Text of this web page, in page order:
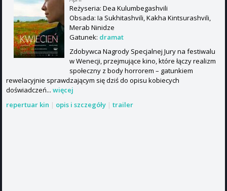
Reżyseria: Dea Kulumbegashvili
Obsada: Ia Sukhitashvili, Kakha Kintsurashvili,
Merab Ninidze
Gatunek: dramat
Zdobywca Nagrody Specjalnej Jury na festiwalu
w Wenecji, przejmujące kino, które łączy realizm
społeczny z body horrorem – gatunkiem
rewelacyjnie sprawdzającym się dziś do opisu kobiecych
doświadczeń... więcej
repertuar kin | opis i szczegóły | trailer